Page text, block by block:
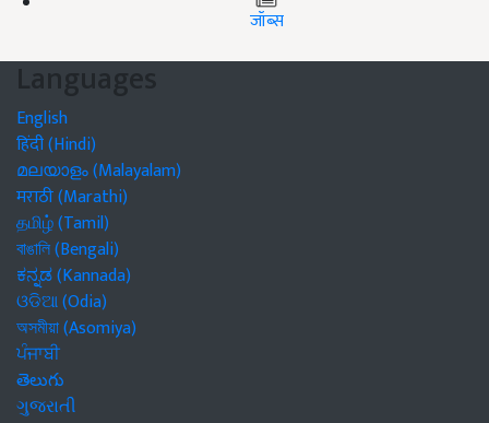
जॉब्स
Languages
English
हिंदी (Hindi)
മലയാളം (Malayalam)
मराठी (Marathi)
தமிழ் (Tamil)
বাঙালি (Bengali)
ಕನ್ನಡ (Kannada)
ଓଡିଆ (Odia)
অসমীয়া (Asomiya)
ਪੰਜਾਬੀ
తెలుగు
ગુજરાતી